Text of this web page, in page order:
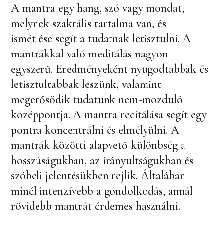
A mantra egy hang, szó vagy mondat,
melynek szakrális tartalma van, és
ismétlése segít a tudatnak letisztulni. A
mantrákkal való meditálás nagyon
egyszerű. Eredményeként nyugodtabbak és
letisztultabbak leszünk, valamint
megerősödik tudatunk nem-mozduló
középpontja. A mantra recitálása segít egy
pontra koncentrálni és elmélyülni. A
mantrák közötti alapvető különbség a
hosszúságukban, az irányultságukban és
szóbeli jelentésükben rejlik. Általában
minél intenzívebb a gondolkodás, annál
rövidebb mantrát érdemes használni.